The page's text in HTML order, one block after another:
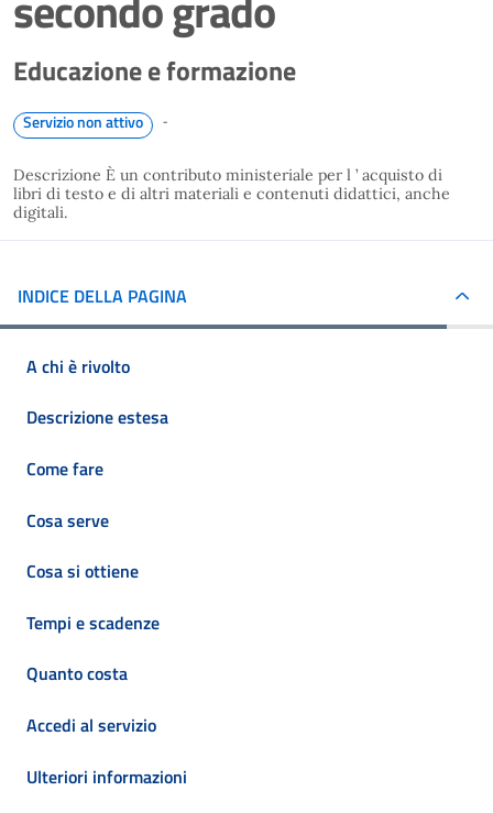
Educazione e formazione
Servizio non attivo -
Descrizione È un contributo ministeriale per l ’ acquisto di
libri di testo e di altri materiali e contenuti didattici, anche
digitali.
INDICE DELLA PAGINA
A chi è rivolto
Descrizione estesa
Come fare
Cosa serve
Cosa si ottiene
Tempi e scadenze
Quanto costa
Accedi al servizio
Ulteriori informazioni